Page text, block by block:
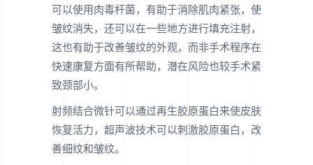
可以使用肉毒杆菌，有助于消除肌肉紧张，使
皱纹消失，还可以在一些地方进行填充注射，
这也有助于改善皱纹的外观，而非手术程序在
快速康复方面有所帮助，潜在风险也较手术紧
致颈部小。
射频结合微针可以通过再生胶原蛋白来使皮肤
恢复活力，超声波技术可以刺激胶原蛋白，改
善细纹和皱纹。